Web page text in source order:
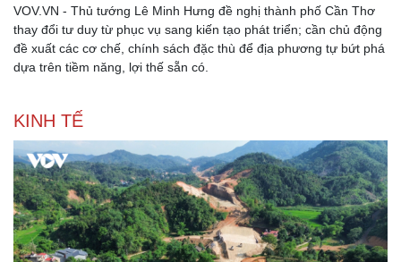
VOV.VN - Thủ tướng Lê Minh Hưng đề nghị thành phố Cần Thơ
thay đổi tư duy từ phục vụ sang kiến tạo phát triển; cần chủ động
đề xuất các cơ chế, chính sách đặc thù để địa phương tự bứt phá
dựa trên tiềm năng, lợi thế sẵn có.
KINH TẾ